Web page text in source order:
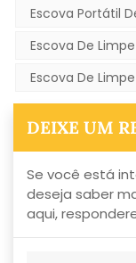
Escova Portátil
Escova De
Escova De
DEIXE UM
Se você está
deseja saber
aqui,